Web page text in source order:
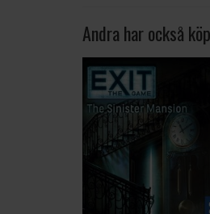
Andra har också